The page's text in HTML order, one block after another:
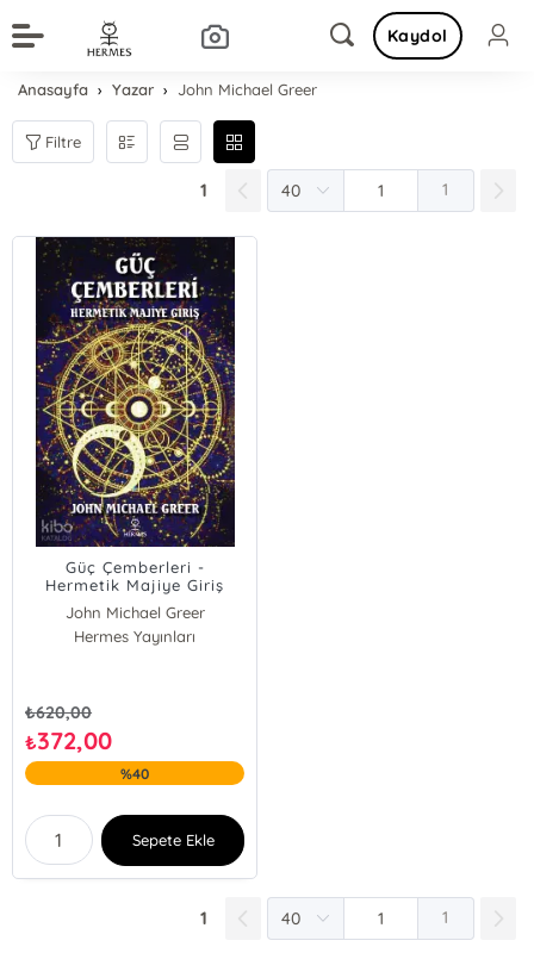
Kaydol
Anasayfa Yazar John Michael Greer
Filtre
1 1
Güç Çemberleri -
Hermetik Majiye Giriş
John Michael Greer
Hermes Yayınları
₺620,00
₺372,00
%40
Sepete Ekle
1 1